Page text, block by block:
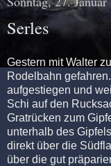
Serles
Gestern mit Walter
Rodelbahn
aufgestiegen und
Schi auf den
Gratrücken zum
unterhalb des
direkt über die
über die gut